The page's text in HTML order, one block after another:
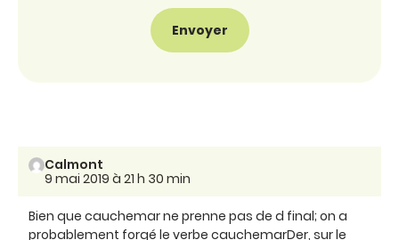
Calmont
9 mai 2019 à 21 h 30 min
Bien que cauchemar ne prenne pas de d final; on a
probablement forgé le verbe cauchemarDer, sur le